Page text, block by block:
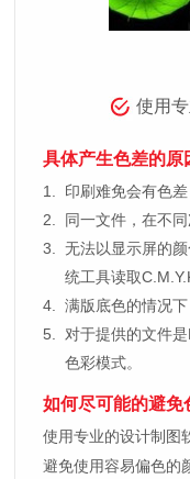
使用
具体产生色差的原
1.
印刷难免会有色
2.
同一文件，在不
3.
无法以显示屏的
统工具读取
4.
满版底色的情况
5.
对于提供的文件
色彩模式。
如何尽可能的避免
使用专业的设计制图
避免使用容易偏色的